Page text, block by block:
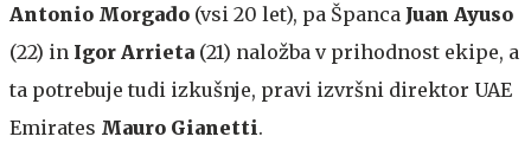
Antonio Morgado (vsi 20 let), pa Španca Juan Ayuso
(22) in Igor Arrieta (21) naložba v prihodnost ekipe, a
ta potrebuje tudi izkušnje, pravi izvršni direktor UAE
Emirates Mauro Gianetti.